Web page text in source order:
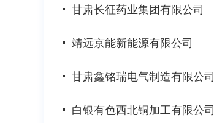
甘肃长征药业集团有限公司
靖远京能新能源有限公司
甘肃鑫铭瑞电气制造有限公司
白银有色西北铜加工有限公司